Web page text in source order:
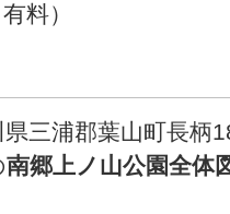
料）
県三浦郡葉山町長柄
南郷上ノ山公園全体